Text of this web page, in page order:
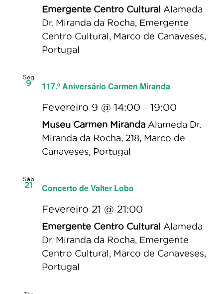
Emergente Centro Cultural Alameda
Dr. Miranda da Rocha, Emergente
Centro Cultural, Marco de Canaveses,
Portugal
Seg
9 117.º Aniversário Carmen Miranda
Fevereiro 9 @ 14:00 - 19:00
Museu Carmen Miranda Alameda Dr.
Miranda da Rocha, 218, Marco de
Canaveses, Portugal
Sáb
21 Concerto de Valter Lobo
Fevereiro 21 @ 21:00
Emergente Centro Cultural Alameda
Dr. Miranda da Rocha, Emergente
Centro Cultural, Marco de Canaveses,
Portugal